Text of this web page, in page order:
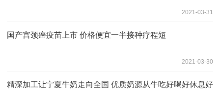
2021-03-31
国产宫颈癌疫苗上市 价格便宜一半接种疗程短
2021-03-30
精深加工让宁夏牛奶走向全国 优质奶源从牛吃好喝好休息好